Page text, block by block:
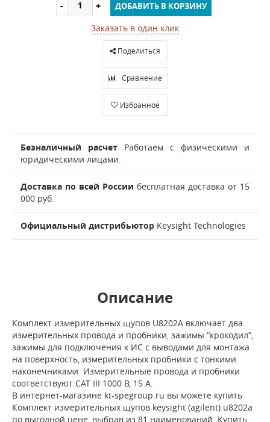
ДОБАВИТЬ В КОРЗИНУ
Заказать в один клик
Поделиться
Сравнение
Избранное
Безналичный расчет Работаем с физическими и
юридическими лицами.
Доставка по всей России бесплатная доставка от 15
000 руб.
Официальный дистрибьютор Keysight Technologies
Описание
Комплект измерительных щупов U8202A включает два
измерительных провода и пробники, зажимы “крокодил”,
зажимы для подключения к ИС с выводами для монтажа
на поверхность, измерительных пробники с тонкими
наконечниками. Измерительные провода и пробники
соответствуют CAT III 1000 В, 15 A.
В интернет-магазине kt-spegroup.ru вы можете купить
Комплект измерительных щупов keysight (agilent) u8202a
по выгодной цене, выбрав из 81 наименований. Купить